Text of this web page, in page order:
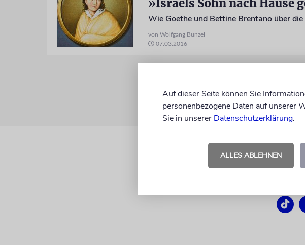
»Israels Sohn nach Hause
Wie Goethe und Bettine Brentano über
von Wolfgang Bunzel
07.03.2016
Auf dieser Seite können Sie
personenbezogene Daten auf unserer
Sie in unserer Datenschutzerklärung.
ALLES ABLEHNEN